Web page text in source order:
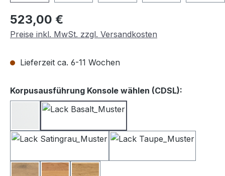
Regulärer Preis:
523,00 €
Preise inkl. MwSt. zzgl. Versandkosten
Lieferzeit ca. 6-11 Wochen
Korpusausführung Konsole wählen (CDSL):